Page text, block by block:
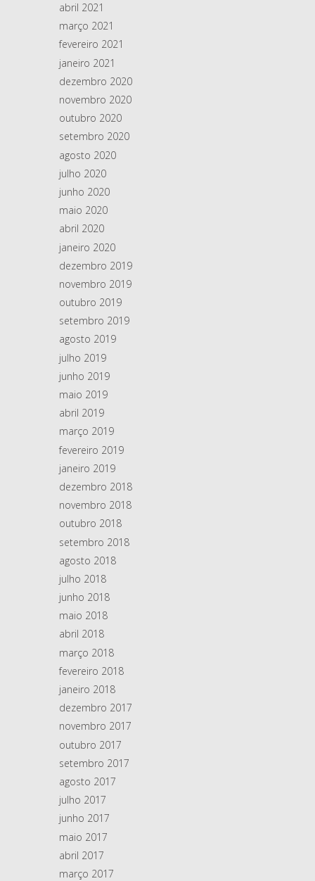
abril 2021
março 2021
fevereiro 2021
janeiro 2021
dezembro 2020
novembro 2020
outubro 2020
setembro 2020
agosto 2020
julho 2020
junho 2020
maio 2020
abril 2020
janeiro 2020
dezembro 2019
novembro 2019
outubro 2019
setembro 2019
agosto 2019
julho 2019
junho 2019
maio 2019
abril 2019
março 2019
fevereiro 2019
janeiro 2019
dezembro 2018
novembro 2018
outubro 2018
setembro 2018
agosto 2018
julho 2018
junho 2018
maio 2018
abril 2018
março 2018
fevereiro 2018
janeiro 2018
dezembro 2017
novembro 2017
outubro 2017
setembro 2017
agosto 2017
julho 2017
junho 2017
maio 2017
abril 2017
março 2017